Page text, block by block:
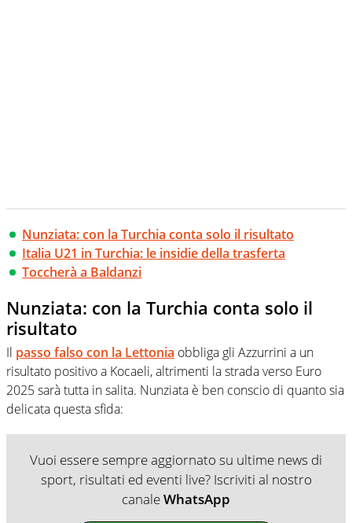
Nunziata: con la Turchia conta solo il risultato
Italia U21 in Turchia: le insidie della trasferta
Toccherà a Baldanzi
Nunziata: con la Turchia conta solo il
risultato
Il passo falso con la Lettonia obbliga gli Azzurrini a un
risultato positivo a Kocaeli, altrimenti la strada verso Euro
2025 sarà tutta in salita. Nunziata è ben conscio di quanto sia
delicata questa sfida:
Vuoi essere sempre aggiornato su ultime news di
sport, risultati ed eventi live? Iscriviti al nostro
canaleWhatsApp